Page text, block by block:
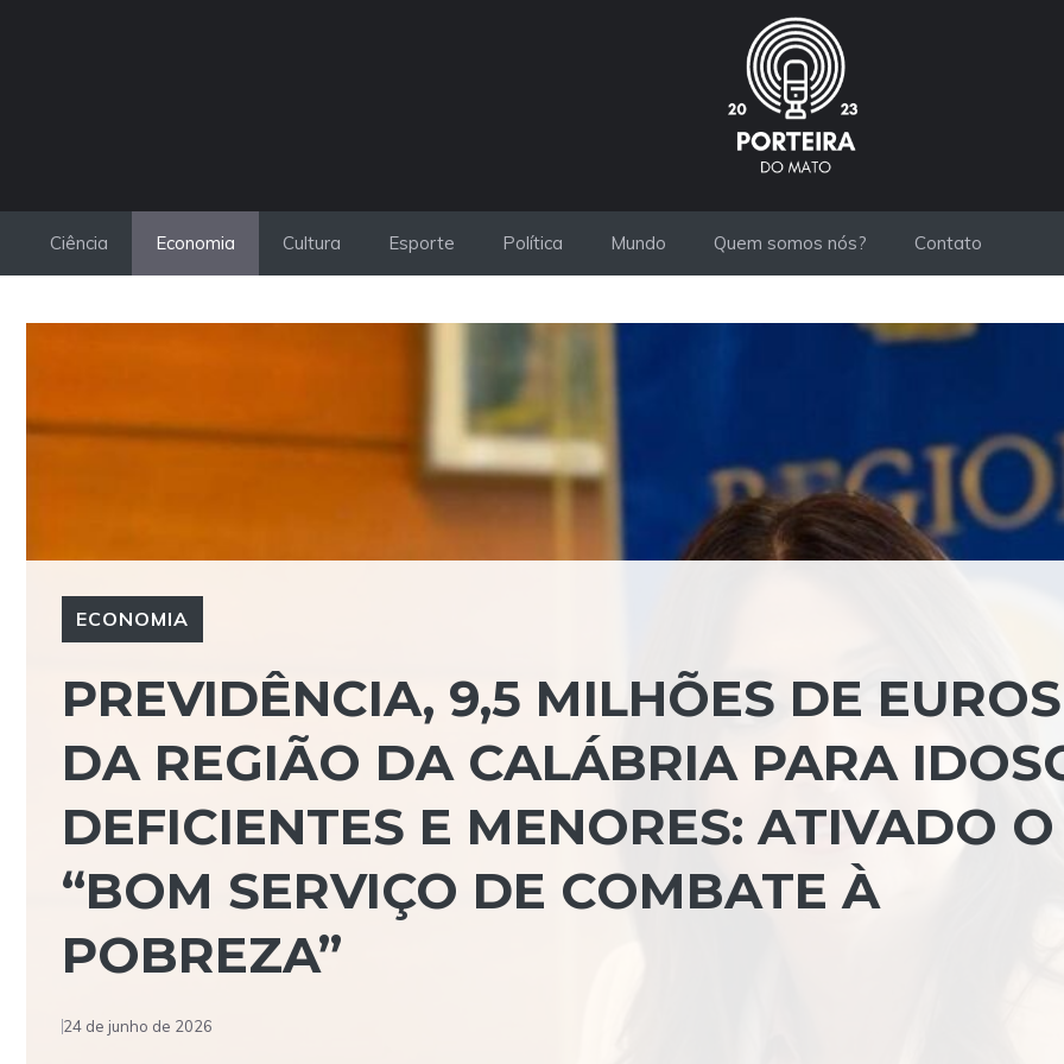
Ciência Economia Cultura Esporte Política Mundo Quem somos nós? Contato
ECONOMIA
PREVIDÊNCIA, 9,5 MILHÕES DE EUROS
DA REGIÃO DA CALÁBRIA PARA
DEFICIENTES E MENORES: ATIVADO O
“BOM SERVIÇO DE COMBATE À
POBREZA”
24 de junho de 2026